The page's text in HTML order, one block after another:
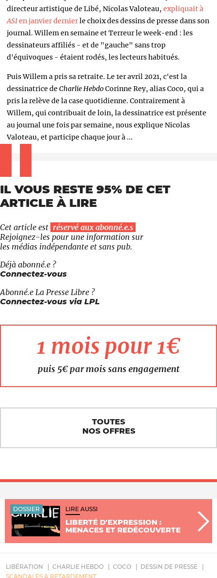
directeur artistique de Libé, Nicolas Valoteau, expliquait à
ASIen janvier dernierle choix des dessins de presse dans son
journal. Willem en semaine et Terreur le week-end : les
dessinateurs affiliés - et de "gauche" sans trop
d'équivoques - étaient rodés, les lecteurs habitués.
Puis Willem a pris sa retraite. Le 1er avril 2021, c'est la
dessinatrice de Charlie HebdoCorinne Rey, alias Coco, qui a
pris la relève de la case quotidienne. Contrairement à
Willem, qui contribuait de loin, la dessinatrice est présente
au journal une fois par semaine, nous explique Nicolas
Valoteau, et participe chaque jour à ...
IL VOUS RESTE 95% DE CET
ARTICLE À LIRE
Cet article est réservé aux abonné.e.s
Rejoignez-les pour une information sur
les médias indépendante et sans pub.
Déjà abonné.e ?
Connectez-vous
Abonné.e La Presse Libre ?
Connectez-vous via LPL
1 mois pour 1€
puis 5€ par mois sans engagement
TOUTES
NOS OFFRES
DOSSIER LIRE AUSSI
LIBERTÉ D'EXPRESSION :
MENACES ET REDÉCOUVERTE
LIBÉRATION CHARLIE HEBDO COCO
DESSIN DE PRESSE
SCANDALES À RETARDEMENT